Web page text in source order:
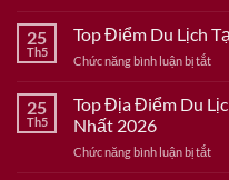
Phá
Du
Bắc
Dẫn
25
Th5
Top Điểm Du Lịch
Chức năng bình luận bị tắtở
Du
Tại
25
Th5
Top Địa Điểm Du
Nhất 2026
Chức năng bình luận bị tắtở